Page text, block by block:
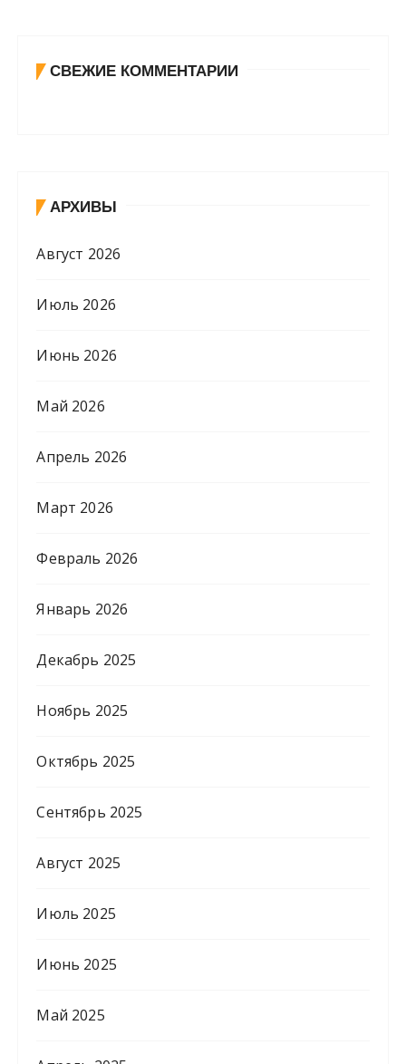
СВЕЖИЕ КОММЕНТАРИИ
АРХИВЫ
Август 2026
Июль 2026
Июнь 2026
Май 2026
Апрель 2026
Март 2026
Февраль 2026
Январь 2026
Декабрь 2025
Ноябрь 2025
Октябрь 2025
Сентябрь 2025
Август 2025
Июль 2025
Июнь 2025
Май 2025